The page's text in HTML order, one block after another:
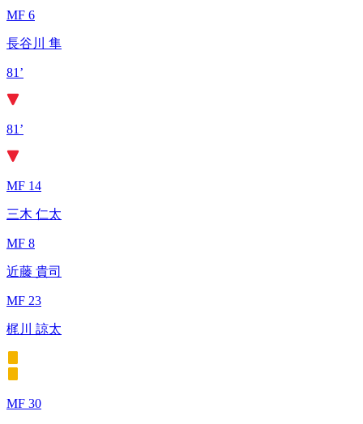
MF 6
長谷川 隼
81’
81’
MF 14
三木 仁太
MF 8
近藤 貴司
MF 23
梶川 諒太
MF 30